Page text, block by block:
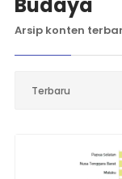
Arsip konten
Terbaru